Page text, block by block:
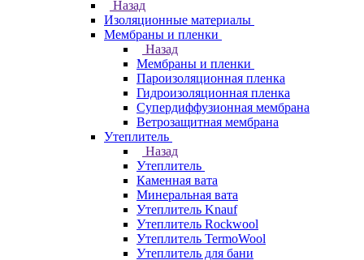
Назад
Изоляционные материалы
Мембраны и пленки
Назад
Мембраны и пленки
Пароизоляционная пленка
Гидроизоляционная пленка
Супердиффузионная мембрана
Ветрозащитная мембрана
Утеплитель
Назад
Утеплитель
Каменная вата
Минеральная вата
Утеплитель Knauf
Утеплитель Rockwool
Утеплитель TermoWool
Утеплитель для бани